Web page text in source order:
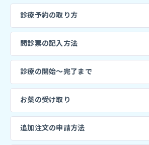
診療予約の取り方
問診票の記入方法
診療の開始〜完了まで
お薬の受け取り
追加注文の申請方法